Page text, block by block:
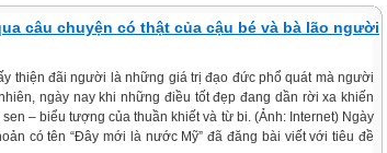
câu chuyện có thật của cậu bé và bà lão người
thiện đãi người là những giá trị đạo đức phổ quát mà người
ngày nay khi những điều tốt đẹp đang dần rời xa khiến
– biểu tượng của thuần khiết và từ bi. (Ảnh: Internet) Ngày
có tên “Đây mới là nước Mỹ” đã đăng bài viết với tiêu đề